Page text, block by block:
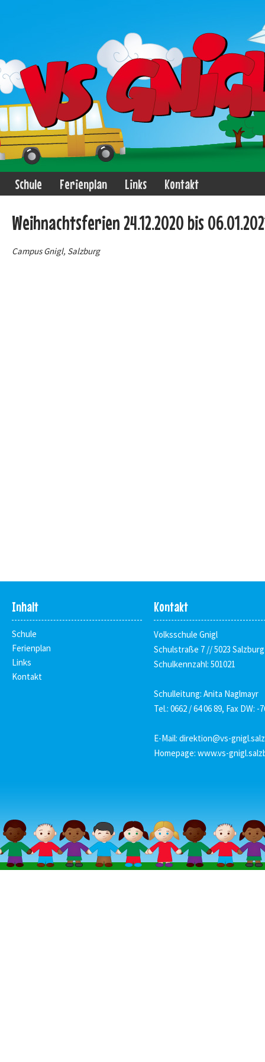
Schule Ferienplan Links Kontakt
Weihnachtsferien 24.12.2020 bis
Campus Gnigl, Salzburg
Inhalt
Schule
Ferienplan
Links
Kontakt
Kontakt
Volksschule Gnigl
Schulstraße 7 // 5023 Salzburg
Schulkennzahl: 501021
Schulleitung: Anita Naglmayr
Tel.: 0662 / 64 06 89, Fax DW: -
E-Mail: direktion@vs-
Homepage: www.vs-